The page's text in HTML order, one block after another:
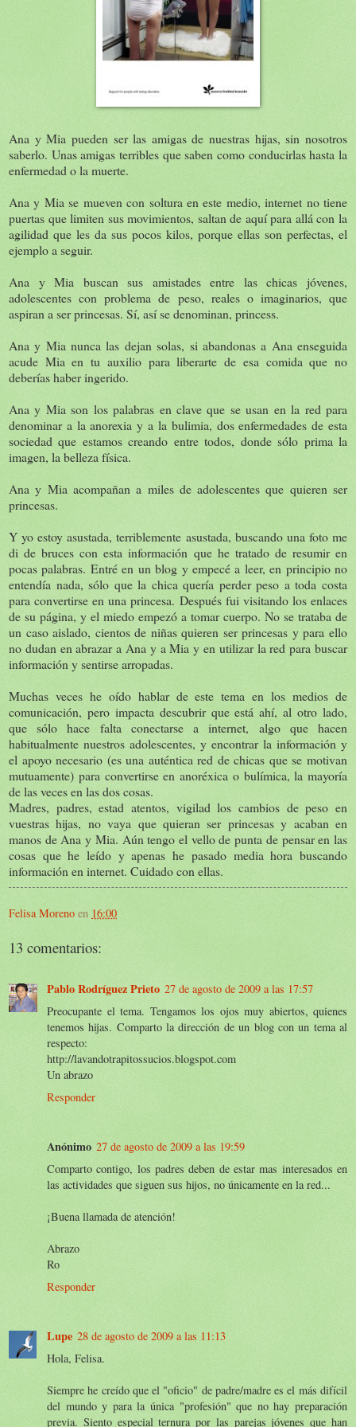
Ana y Mia pueden ser las amigas de nuestras hijas, sin nosotros
saberlo. Unas amigas terribles que saben como conducirlas hasta la
enfermedad o la muerte.
Ana y Mia se mueven con soltura en este medio, internet no tiene
puertas que limiten sus movimientos, saltan de aquí para allá con la
agilidad que les da sus pocos kilos, porque ellas son perfectas, el
ejemplo a seguir.
Ana y Mia buscan sus amistades entre las chicas jóvenes,
adolescentes con problema de peso, reales o imaginarios, que
aspiran a ser princesas. Sí, así se denominan, princess.
Ana y Mia nunca las dejan solas, si abandonas a Ana enseguida
acude Mia en tu auxilio para liberarte de esa comida que no
deberías haber ingerido.
Ana y Mia son los palabras en clave que se usan en la red para
denominar a la anorexia y a la bulimia, dos enfermedades de esta
sociedad que estamos creando entre todos, donde sólo prima la
imagen, la belleza física.
Ana y Mia acompañan a miles de adolescentes que quieren ser
princesas.
Y yo estoy asustada, terriblemente asustada, buscando una foto me
di de bruces con esta información que he tratado de resumir en
pocas palabras. Entré en un blog y empecé a leer, en principio no
entendía nada, sólo que la chica quería perder peso a toda costa
para convertirse en una princesa. Después fui visitando los enlaces
de su página, y el miedo empezó a tomar cuerpo. No se trataba de
un caso aislado, cientos de niñas quieren ser princesas y para ello
no dudan en abrazar a Ana y a Mia y en utilizar la red para buscar
información y sentirse arropadas.
Muchas veces he oído hablar de este tema en los medios de
comunicación, pero impacta descubrir que está ahí, al otro lado,
que sólo hace falta conectarse a internet, algo que hacen
habitualmente nuestros adolescentes, y encontrar la información y
el apoyo necesario (es una auténtica red de chicas que se motivan
mutuamente) para convertirse en anoréxica o bulímica, la mayoría
de las veces en las dos cosas.
Madres, padres, estad atentos, vigilad los cambios de peso en
vuestras hijas, no vaya que quieran ser princesas y acaban en
manos de Ana y Mia. Aún tengo el vello de punta de pensar en las
cosas que he leído y apenas he pasado media hora buscando
información en internet. Cuidado con ellas.
Felisa Moreno en 16:00
13 comentarios:
Pablo Rodríguez Prieto 27 de agosto de 2009 a las 17:57
Preocupante el tema. Tengamos los ojos muy abiertos, quienes
tenemos hijas. Comparto la dirección de un blog con un tema al
respecto:
http://lavandotrapitossucios.blogspot.com
Un abrazo
Responder
Anónimo 27 de agosto de 2009 a las 19:59
Comparto contigo, los padres deben de estar mas interesados en
las actividades que siguen sus hijos, no únicamente en la red...
¡Buena llamada de atención!
Abrazo
Ro
Responder
Lupe 28 de agosto de 2009 a las 11:13
Hola, Felisa.
Siempre he creído que el "oficio" de padre/madre es el más difícil
del mundo y para la única "profesión" que no hay preparación
previa. Siento especial ternura por las parejas jóvenes que han